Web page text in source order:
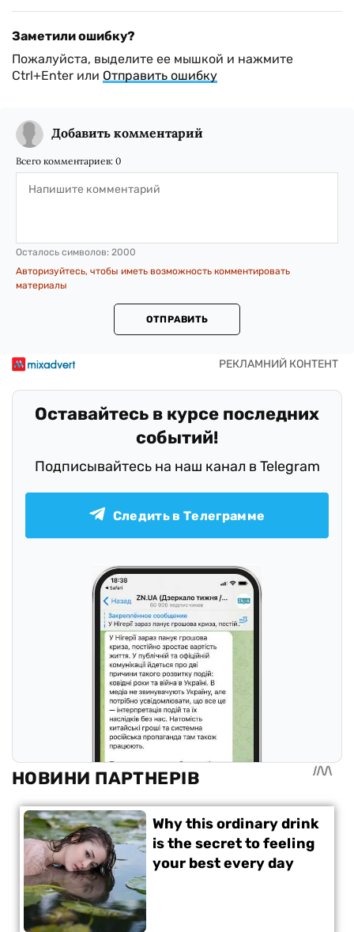
Заметили ошибку?
Пожалуйста, выделите ее мышкой и нажмите
Ctrl+Enter или Отправить ошибку
Добавить комментарий
Всего комментариев: 0
Осталось символов: 2000
Авторизуйтесь, чтобы иметь возможность комментировать
материалы
ОТПРАВИТЬ
Оставайтесь в курсе последних
событий!
Подписывайтесь на наш канал в Telegram
Следить в Телеграмме